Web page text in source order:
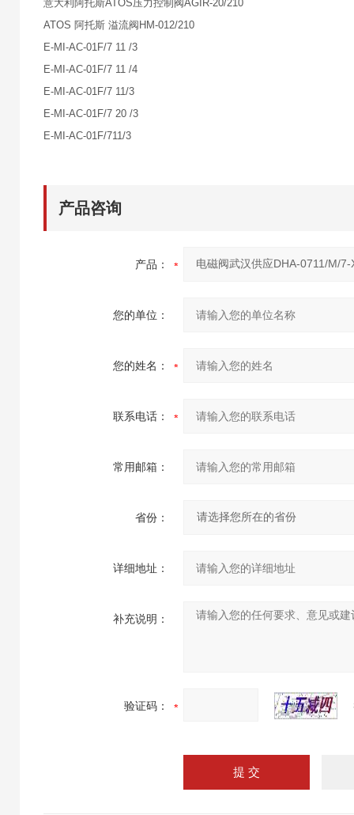
意大利阿托斯ATOS压力控制阀AGIR-20/210
ATOS 阿托斯 溢流阀HM-012/210
E-MI-AC-01F/7 11 /3
E-MI-AC-01F/7 11 /4
E-MI-AC-01F/7 11/3
E-MI-AC-01F/7 20 /3
E-MI-AC-01F/711/3
产品咨询
产品：
您的单位：
您的姓名：
联系电话：
常用邮箱：
省份：
详细地址：
补充说明：
验证码：